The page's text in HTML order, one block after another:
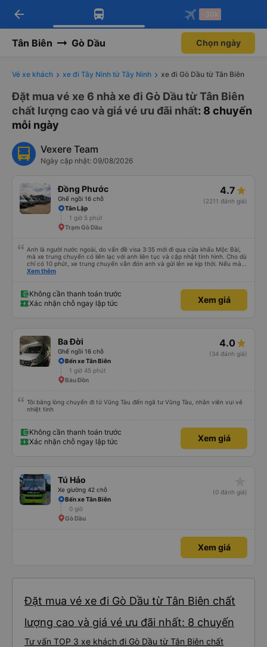
Tải app Vexere ngay!
Nhận ưu đãi thành viên độc
Mở app
Tải app Vexere
-30k/ghế khi đặt vé máy bay qua
Mở app
arrow_back -30k
Tân Biên Gò Dầu Chọn ngày
Vé xe khách xe đi Tây Ninh từ Tây Ninh xe đi Gò Dầu từ Tân Biên
Đặt mua vé xe 6 nhà xe đi Gò Dầu từ Tân Biên
chất lượng cao và giá vé ưu đãi nhất: 8 chuyến
mỗi ngày
Vexere Team
Ngày cập nhật: 09/08/2026
Đồng Phước
Ghế ngồi 16 chỗ
4.7
(2211 đánh giá)
Tân Lập
1 giờ 5 phút
Trạm Gò Dầu
Anh là người nước ngoài, do vấn đề visa 3:35 mới đi qua cửa khẩu Mộc Bài,
mà xe trung chuyển có liên lạc với anh liên tục và cập nhật tình hình. Cho dù
chỉ có 10 phút, xe trung chuyển vẫn đón anh và gửi lên xe kịp thời. Nếu mà
được, anh thật muốn tip cho bác tài. Xe này là xe Limousine nhưng mà vé xe
Xem thêm
Không cần thanh toán trước
Xác nhận chỗ ngay lập tức
Xem giá
Ba Đời
Ghế ngồi 16 chỗ
4.0
(34 đánh giá)
Bến xe Tân Biên
1 giờ 45 phút
Bàu Đồn
Tôi bằng lòng chuyến đi từ Vũng Tàu đến ngã tư Vũng Tàu, nhân viên vui vẻ
nhiệt tình
Không cần thanh toán trước
Xác nhận chỗ ngay lập tức
Xem giá
Tú Hảo
Xe giường 42 chỗ
(0 đánh giá)
Bến xe Tân Biên
0 giờ
Gò Dầu
Xem giá
Đặt mua vé xe đi Gò Dầu từ Tân Biên chất
lượng cao và giá vé ưu đãi nhất: 8 chuyến
Tư vấn TOP 3 xe khách đi Gò Dầu từ Tân Biên chất